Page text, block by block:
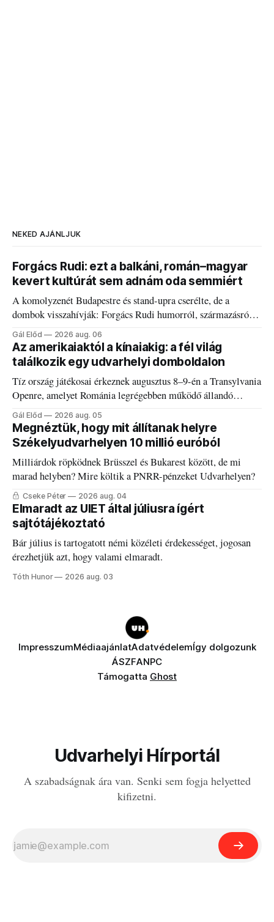
NEKED AJÁNLJUK
Forgács Rudi: ezt a balkáni, román–magyar
kevert kultúrát sem adnám oda semmiért
A komolyzenét Budapestre és stand-upra cserélte, de a
dombok visszahívják: Forgács Rudi humorról, származásról
és határokról.
Gál Előd 2026 aug. 06
Az amerikaiaktól a kínaiakig: a fél világ
találkozik egy udvarhelyi domboldalon
Tíz ország játékosai érkeznek augusztus 8–9-én a Transylvania
Openre, amelyet Románia legrégebben működő állandó
discgolfpályáján rendeznek meg.
Gál Előd 2026 aug. 05
Megnéztük, hogy mit állítanak helyre
Székelyudvarhelyen 10 millió euróból
Milliárdok röpködnek Brüsszel és Bukarest között, de mi
marad helyben? Mire költik a PNRR-pénzeket Udvarhelyen?
Cseke Péter 2026 aug. 04
Elmaradt az UIET által júliusra ígért
sajtótájékoztató
Bár július is tartogatott némi közéleti érdekességet, jogosan
érezhetjük azt, hogy valami elmaradt.
Tóth Hunor 2026 aug. 03
ImpresszumMédiaajánlatAdatvédelemÍgy dolgozunk
ÁSZFANPC
Támogatta Ghost
Udvarhelyi Hírportál
A szabadságnak ára van. Senki sem fogja helyetted
kifizetni.